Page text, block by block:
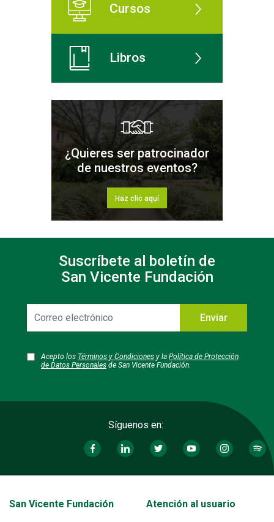
Cursos
Libros
¿Quieres ser patrocinador
de nuestros eventos?
Haz clic aquí
Suscríbete al boletín de
San Vicente Fundación
electrónico
Acepto los Términos y Condiciones y la Política de Protección
de Datos Personales de San Vicente Fundación.
Enviar
Síguenos en:
Transversal - Menú San Vicente fundación footer
San Vicente Fundación Atención al usuario